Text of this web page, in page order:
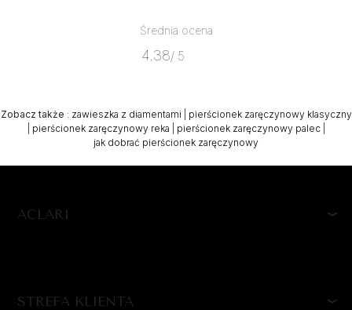
Średnia ocena
4.38/ 5
Zobacz także : zawieszka z diamentami
pierścionek zaręczynowy klasyczny
pierścionek zaręczynowy reka pierścionek zaręczynowy palec|
jak dobrać pierścionek zaręczynowy
ACLARI
STREFA KLIENTA